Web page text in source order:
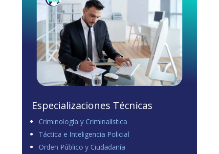
Especializaciones Técnicas
Criminología y Criminalística
Táctica e Inteligencia Policial
Orden Público y Ciudadanía